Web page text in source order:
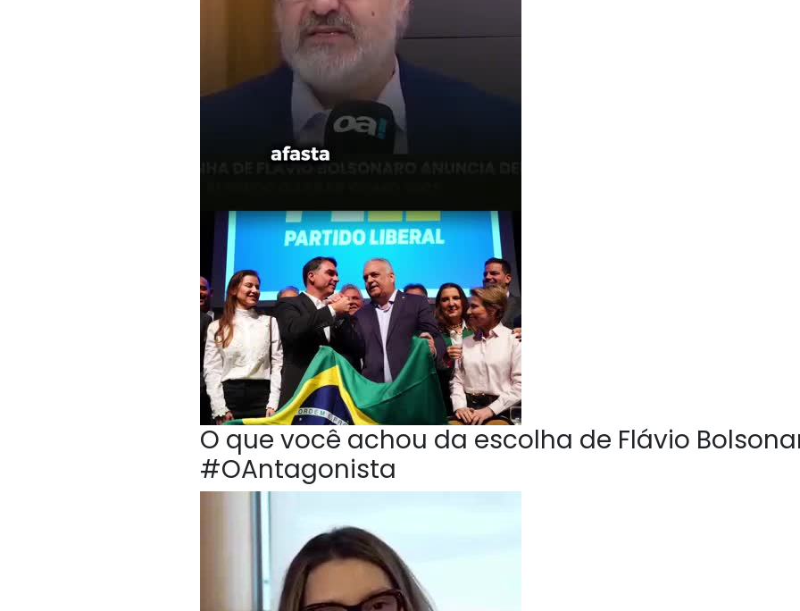
O que você achou da escolha de Flávio
#OAntagonista